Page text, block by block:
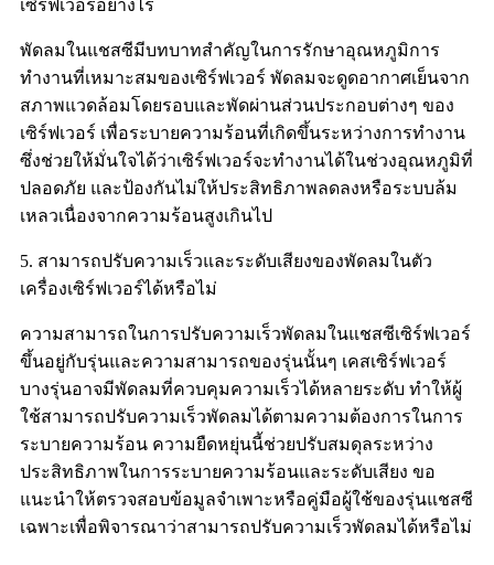
เซิร์ฟเวอร์อย่างไร
พัดลมในแชสซีมีบทบาทสำคัญในการรักษาอุณหภูมิการ
ทำงานที่เหมาะสมของเซิร์ฟเวอร์ พัดลมจะดูดอากาศเย็นจาก
สภาพแวดล้อมโดยรอบและพัดผ่านส่วนประกอบต่างๆ ของ
เซิร์ฟเวอร์ เพื่อระบายความร้อนที่เกิดขึ้นระหว่างการทำงาน
ซึ่งช่วยให้มั่นใจได้ว่าเซิร์ฟเวอร์จะทำงานได้ในช่วงอุณหภูมิที่
ปลอดภัย และป้องกันไม่ให้ประสิทธิภาพลดลงหรือระบบล้ม
เหลวเนื่องจากความร้อนสูงเกินไป
5. สามารถปรับความเร็วและระดับเสียงของพัดลมในตัว
เครื่องเซิร์ฟเวอร์ได้หรือไม่
ความสามารถในการปรับความเร็วพัดลมในแชสซีเซิร์ฟเวอร์
ขึ้นอยู่กับรุ่นและความสามารถของรุ่นนั้นๆ เคสเซิร์ฟเวอร์
บางรุ่นอาจมีพัดลมที่ควบคุมความเร็วได้หลายระดับ ทำให้ผู้
ใช้สามารถปรับความเร็วพัดลมได้ตามความต้องการในการ
ระบายความร้อน ความยืดหยุ่นนี้ช่วยปรับสมดุลระหว่าง
ประสิทธิภาพในการระบายความร้อนและระดับเสียง ขอ
แนะนำให้ตรวจสอบข้อมูลจำเพาะหรือคู่มือผู้ใช้ของรุ่นแชสซี
เฉพาะเพื่อพิจารณาว่าสามารถปรับความเร็วพัดลมได้หรือไม่